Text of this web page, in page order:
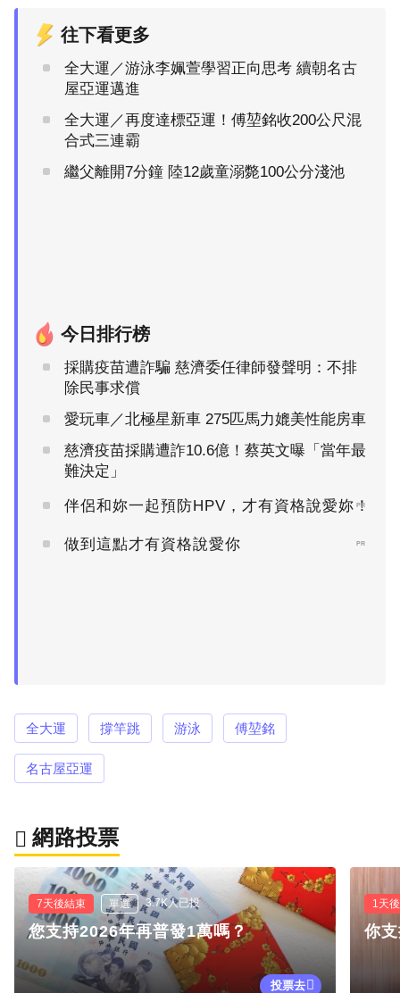
往下看更多
全大運／游泳李姵萱學習正向思考 續朝名古
屋亞運邁進
全大運／再度達標亞運！傅堃銘收200公尺混
合式三連霸
繼父離開7分鐘 陸12歲童溺斃100公分淺池
今日排行榜
採購疫苗遭詐騙 慈濟委任律師發聲明：不排
除民事求償
愛玩車／北極星新車 275匹馬力媲美性能房車
慈濟疫苗採購遭詐10.6億！蔡英文曝「當年最
難決定」
伴侶和妳一起預防HPV，才有資格說愛妳！
PR
做到這點才有資格說愛你 PR
全大運 撐竿跳 游泳 傅堃銘
名古屋亞運
網路投票
7天後結束 單選 3.7K人已投
您支持2026年再普發1萬嗎？
投票去
1天
你